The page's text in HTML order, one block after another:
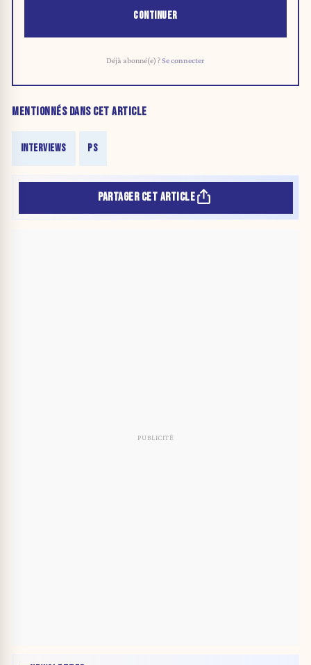
CONTINUER
Déjà abonné(e) ?Se connecter
MENTIONNÉS DANS CET ARTICLE
INTERVIEWS PS
PARTAGER CET ARTICLE